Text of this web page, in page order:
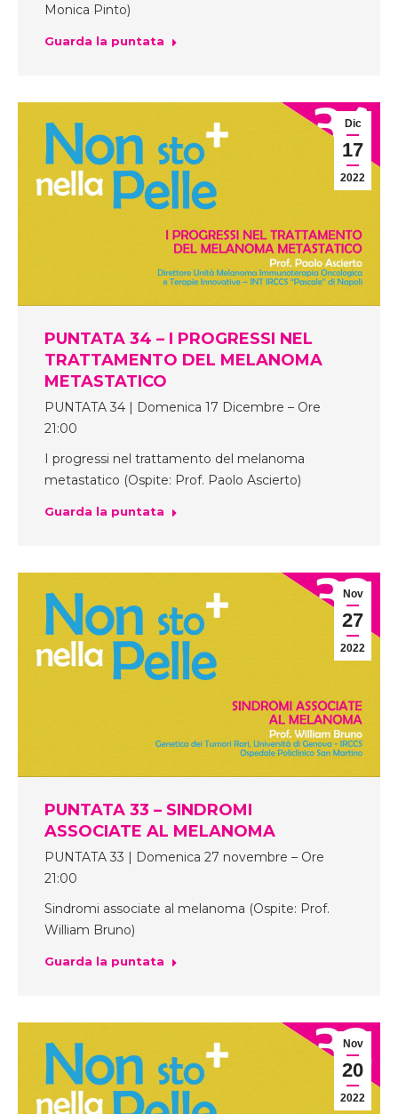
Monica Pinto)
Guarda la puntata
Dic
17
2022
PUNTATA 34 – I PROGRESSI NEL
TRATTAMENTO DEL MELANOMA
METASTATICO
PUNTATA 34 | Domenica 17 Dicembre – Ore
21:00
I progressi nel trattamento del melanoma
metastatico (Ospite: Prof. Paolo Ascierto)
Guarda la puntata
Nov
27
2022
PUNTATA 33 – SINDROMI
ASSOCIATE AL MELANOMA
PUNTATA 33 | Domenica 27 novembre – Ore
21:00
Sindromi associate al melanoma (Ospite: Prof.
William Bruno)
Guarda la puntata
Nov
20
2022